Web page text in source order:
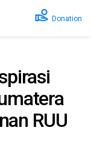
Donation
RUU